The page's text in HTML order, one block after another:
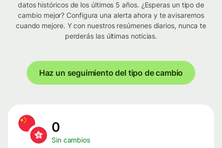
datos históricos de los últimos 5 años. ¿Esperas un tipo de
cambio mejor? Configura una alerta ahora y te avisaremos
cuando mejore. Y con nuestros resúmenes diarios, nunca te
perderás las últimas noticias.
Haz un seguimiento del tipo de cambio
0
Sin cambios